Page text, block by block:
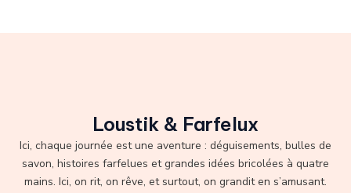
Loustik & Farfelux
Ici, chaque journée est une aventure : déguisements, bulles de
savon, histoires farfelues et grandes idées bricolées à quatre
mains. Ici, on rit, on rêve, et surtout, on grandit en s’amusant.